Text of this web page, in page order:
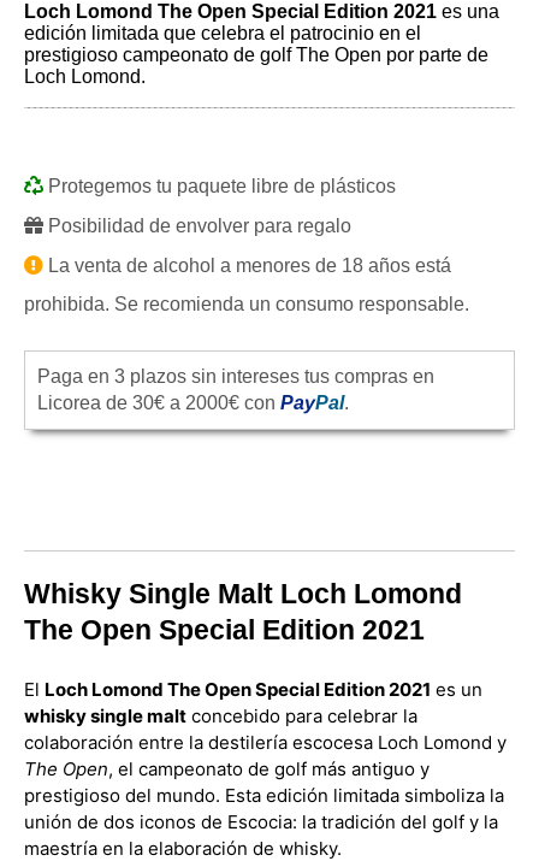
Loch Lomond The Open Special Edition 2021 es una
edición limitada que celebra el patrocinio en el
prestigioso campeonato de golf The Open por parte de
Loch Lomond.
Protegemos tu paquete libre de plásticos
Posibilidad de envolver para regalo
La venta de alcohol a menores de 18 años está
prohibida. Se recomienda un consumo responsable.
Paga en 3 plazos sin intereses tus compras en
Licorea de 30€ a 2000€ con PayPal.
Whisky Single Malt Loch Lomond
The Open Special Edition 2021
El Loch Lomond The Open Special Edition 2021 es un
whisky single malt concebido para celebrar la
colaboración entre la destilería escocesa Loch Lomond y
The Open, el campeonato de golf más antiguo y
prestigioso del mundo. Esta edición limitada simboliza la
unión de dos iconos de Escocia: la tradición del golf y la
maestría en la elaboración de whisky.